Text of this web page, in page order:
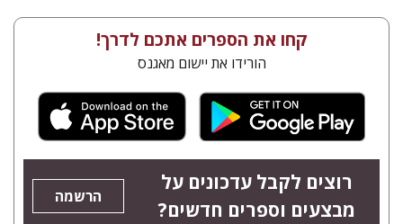
קחו את הספרים אתכם לדרך!
הורידו את יישום מאגנס
רוצים לקבל עדכונים על
מבצעים וספרים חדשים?
הרשמה